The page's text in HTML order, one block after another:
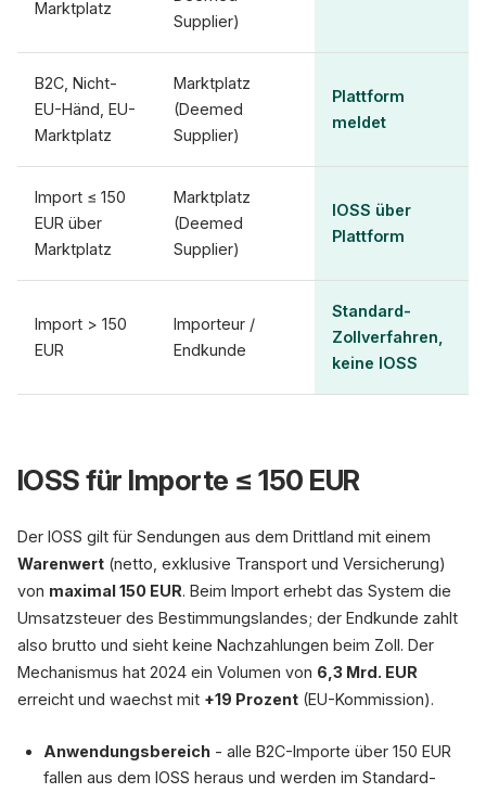
Marktplatz
Supplier)
B2C, Nicht-
EU-Händ, EU-
Marktplatz
Marktplatz
(Deemed
Supplier)
Plattform
meldet
Import ≤ 150
EUR über
Marktplatz
Marktplatz
(Deemed
Supplier)
IOSS über
Plattform
Import > 150
EUR
Importeur /
Endkunde
Standard-
Zollverfahren,
keine IOSS
IOSS für Importe ≤ 150 EUR
Der IOSS gilt für Sendungen aus dem Drittland mit einem
Warenwert (netto, exklusive Transport und Versicherung)
von maximal 150 EUR. Beim Import erhebt das System die
Umsatzsteuer des Bestimmungslandes; der Endkunde zahlt
also brutto und sieht keine Nachzahlungen beim Zoll. Der
Mechanismus hat 2024 ein Volumen von 6,3 Mrd. EUR
erreicht und waechst mit +19 Prozent (EU-Kommission).
Anwendungsbereich - alle B2C-Importe über 150 EUR
fallen aus dem IOSS heraus und werden im Standard-